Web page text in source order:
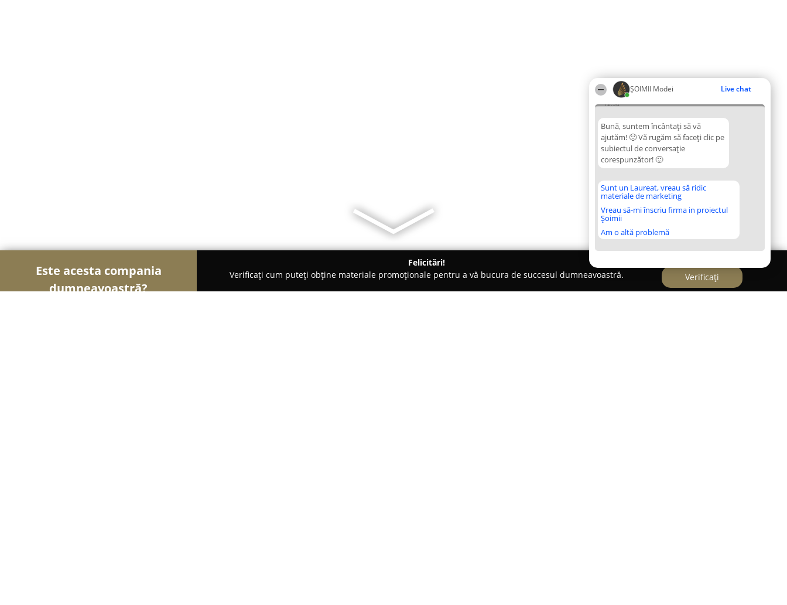
ȘOIMII Modei Live chat
12:34
Bună, suntem încântați să vă
ajutăm! 🙂 Vă rugăm să faceți clic pe
subiectul de conversație
corespunzător! 🙂
Sunt un Laureat, vreau să ridic
materiale de marketing
Vreau să-mi înscriu firma in proiectul
Șoimii
Am o altă problemă
Este acesta compania
dumneavoastră?
Felicitări!
Verificați cum puteți obține materiale promoționale pentru a vă bucura de succesul dumneavoastră.
Verificați